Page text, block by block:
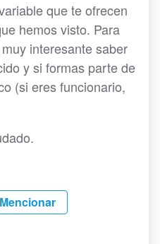
que te ofrecen
hemos visto. Para
interesante saber
y si formas parte de
(si eres funcionario,
Mencionar